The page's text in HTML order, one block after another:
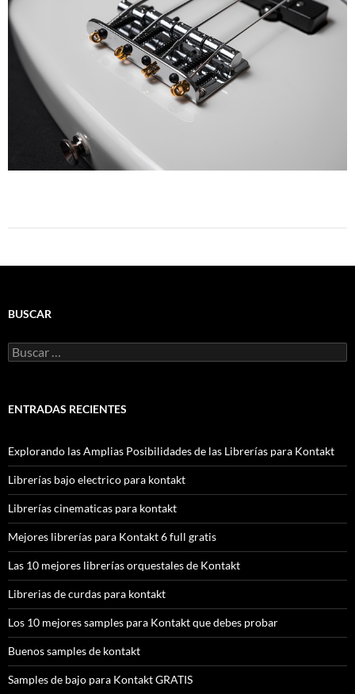
BUSCAR
Buscar:
ENTRADAS RECIENTES
Explorando las Amplias Posibilidades de las Librerías para Kontakt
Librerías bajo electrico para kontakt
Librerías cinematicas para kontakt
Mejores librerías para Kontakt 6 full gratis
Las 10 mejores librerías orquestales de Kontakt
Librerias de curdas para kontakt
Los 10 mejores samples para Kontakt que debes probar
Buenos samples de kontakt
Samples de bajo para Kontakt GRATIS